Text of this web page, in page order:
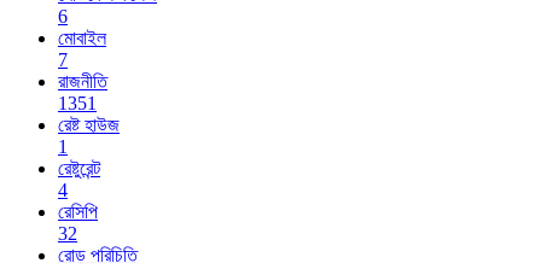
6
মোবাইল
7
রাজনীতি
1351
রেষ্ট হাউজ
1
রেষ্টুরেন্ট
4
রেসিপি
32
রোড পরিচিতি